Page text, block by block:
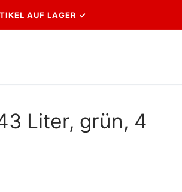
AUF LAGER ✓
Liter, grün, 4